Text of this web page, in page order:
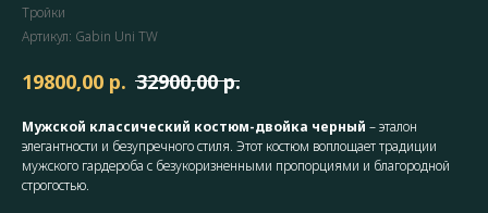
Тройки
Артикул: Gabin Uni TW
19800,00 р. 32900,00 р.
Мужской классический костюм-двойка черный – эталон
элегантности и безупречного стиля. Этот костюм воплощает традиции
мужского гардероба с безукоризненными пропорциями и благородной
строгостью.